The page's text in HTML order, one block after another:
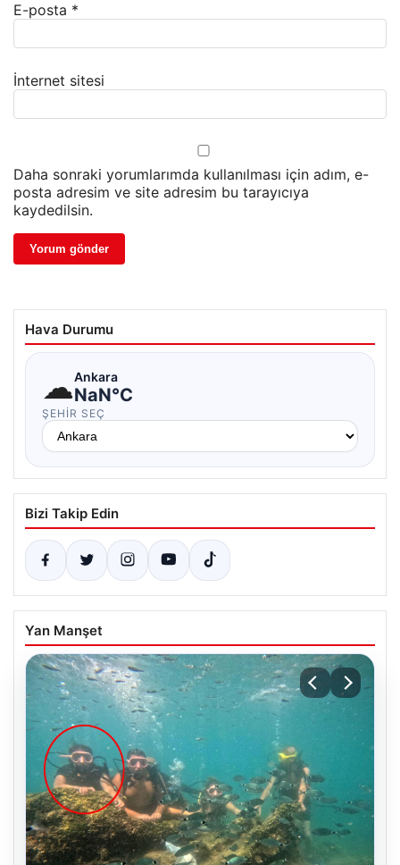
E-posta *
İnternet sitesi
Daha sonraki yorumlarımda kullanılması için adım, e-
posta adresim ve site adresim bu tarayıcıya
kaydedilsin.
Hava Durumu
☁Ankara
NaN°C
ŞEHIR SEÇ
Bizi Takip Edin
Yan Manşet